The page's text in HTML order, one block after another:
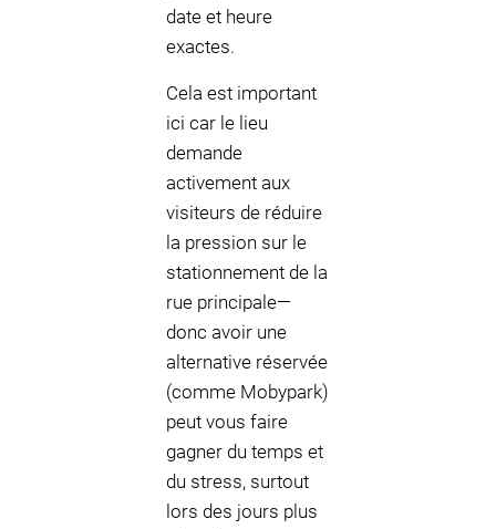
date et heure
exactes.
Cela est important
ici car le lieu
demande
activement aux
visiteurs de réduire
la pression sur le
stationnement de la
rue principale—
donc avoir une
alternative réservée
(comme Mobypark)
peut vous faire
gagner du temps et
du stress, surtout
lors des jours plus